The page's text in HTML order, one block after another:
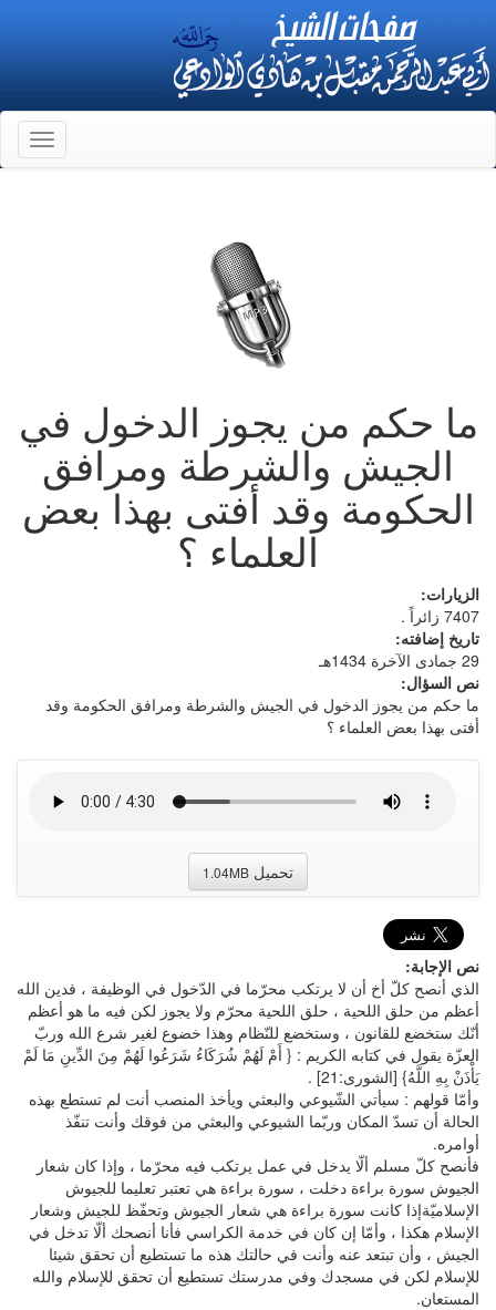
ما حكم من يجوز الدخول في
الجيش والشرطة ومرافق
الحكومة وقد أفتى بهذا بعض
العلماء ؟
الزيارات:
7407 زائراً .
تاريخ إضافته:
29 جمادى الآخرة 1434هـ
نص السؤال:
ما حكم من يجوز الدخول في الجيش والشرطة ومرافق الحكومة وقد
أفتى بهذا بعض العلماء ؟
تحميل 1.04MB
نص الإجابة:
الذي أنصح كلّ أخ أن لا يرتكب محرّما في الدّخول في الوظيفة ، فدين الله
أعظم من حلق اللحية ، حلق اللحية محرّم ولا يجوز لكن فيه ما هو أعظم
أنّك ستخضع للقانون ، وستخضع للنّظام وهذا خضوع لغير شرع الله وربّ
العزّة يقول في كتابه الكريم : { أَمْ لَهُمْ شُرَكَاءُ شَرَعُوا لَهُمْ مِنَ الدِّينِ مَا لَمْ
يَأْذَنْ بِهِ اللَّهُ} [الشورى:21] .
وأمّا قولهم : سيأتي الشّيوعي والبعثي ويأخذ المنصب أنت لم تستطع بهذه
الحالة أن تسدّ المكان وربّما الشيوعي والبعثي من فوقك وأنت تنفّذ
أوامره.
فأنصح كلّ مسلم ألّا يدخل في عمل يرتكب فيه محرّما ، وإذا كان شعار
الجيوش سورة براءة دخلت ، سورة براءة هي تعتبر تعليما للجيوش
الإسلاميّةإذا كانت سورة براءة هي شعار الجيوش وتحفّظ للجيش وشعار
الإسلام هكذا ، وأمّا إن كان في خدمة الكراسي فأنا أنصحك ألّا تدخل في
الجيش ، وأن تبتعد عنه وأنت في حالتك هذه ما تستطيع أن تحقق شيئا
للإسلام لكن في مسجدك وفي مدرستك تستطيع أن تحقق للإسلام والله
المستعان.